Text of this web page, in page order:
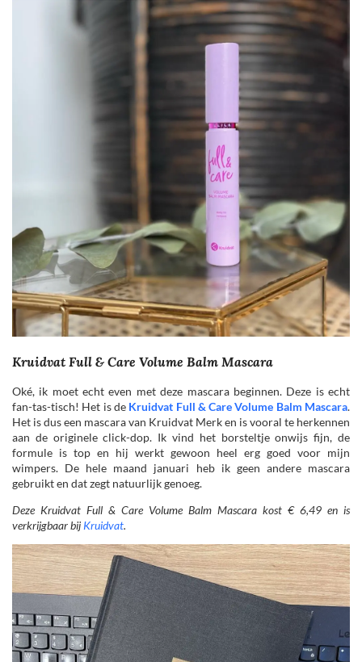
Kruidvat Full & Care Volume Balm Mascara
Oké, ik moet echt even met deze mascara beginnen. Deze is echt
fan-tas-tisch! Het is de Kruidvat Full & Care Volume Balm Mascara.
Het is dus een mascara van Kruidvat Merk en is vooral te herkennen
aan de originele click-dop. Ik vind het borsteltje onwijs fijn, de
formule is top en hij werkt gewoon heel erg goed voor mijn
wimpers. De hele maand januari heb ik geen andere mascara
gebruikt en dat zegt natuurlijk genoeg.
Deze Kruidvat Full & Care Volume Balm Mascara kost € 6,49 en is
verkrijgbaar bij Kruidvat.